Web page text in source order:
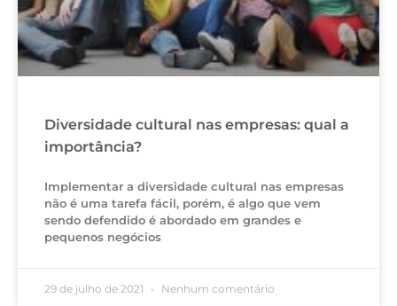
Diversidade cultural nas empresas: qual a
importância?
Implementar a diversidade cultural nas empresas
não é uma tarefa fácil, porém, é algo que vem
sendo defendido é abordado em grandes e
pequenos negócios
29 de julho de 2021 Nenhum comentário